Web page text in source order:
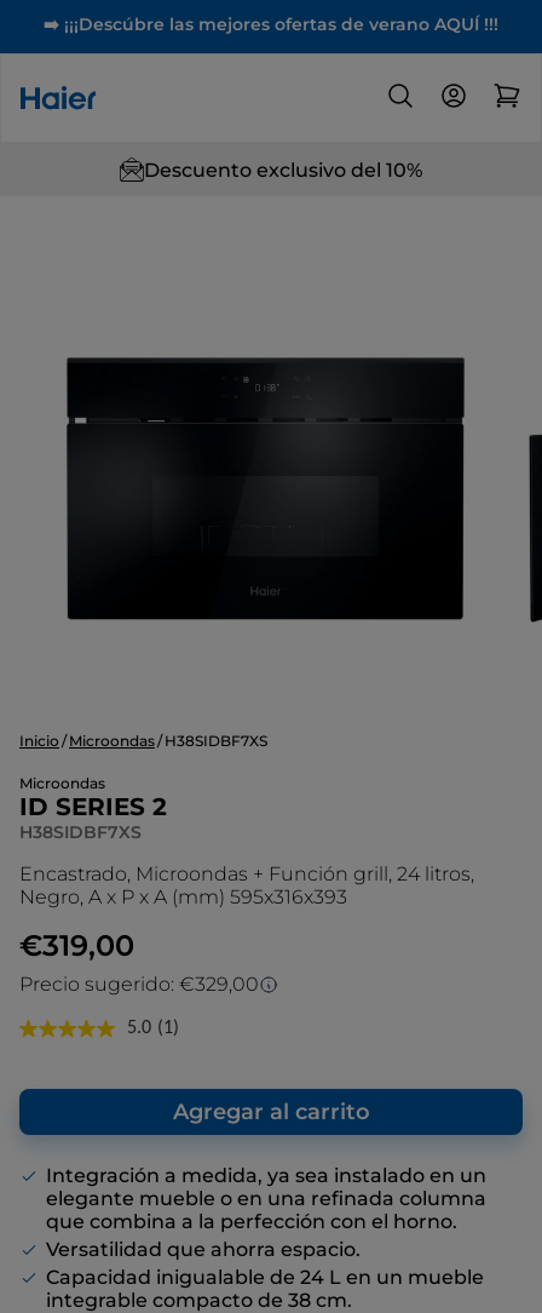
➡️ ¡¡¡Descúbre las mejores ofertas de verano AQUÍ !!!
Descuento exclusivo del 10%
Inicio Microondas H38SIDBF7XS
Microondas
ID SERIES 2
H38SIDBF7XS
Encastrado, Microondas + Función grill, 24 litros,
Negro, A x P x A (mm) 595x316x393
€319,00
Precio sugerido: €329,00
Precio sugerido
que nosotros, como fabricante,
recomendamos, con el fin de ofrecer una
referencia con respecto al precio de venta
5.0 Lea
Enlace
en
la
página.
(1)
Agregar al carrito
Integración a medida, ya sea instalado en un
elegante mueble o en una refinada columna
que combina a la perfección con el horno.
Versatilidad que ahorra espacio.
Capacidad inigualable de 24 L en un mueble
integrable compacto de 38 cm.